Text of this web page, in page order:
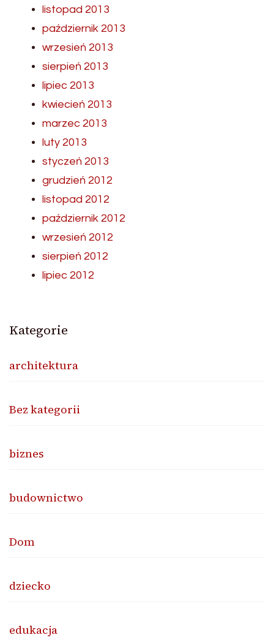
listopad 2013
październik 2013
wrzesień 2013
sierpień 2013
lipiec 2013
kwiecień 2013
marzec 2013
luty 2013
styczeń 2013
grudzień 2012
listopad 2012
październik 2012
wrzesień 2012
sierpień 2012
lipiec 2012
Kategorie
architektura
Bez kategorii
biznes
budownictwo
Dom
dziecko
edukacja